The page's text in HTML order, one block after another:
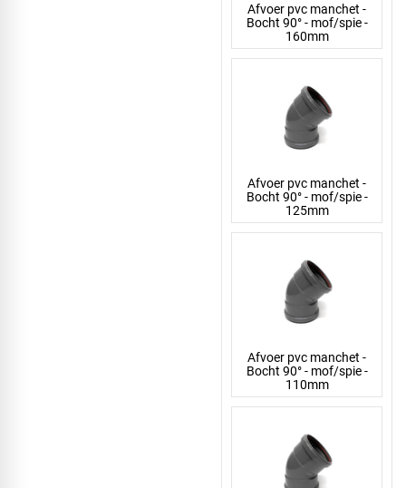
Afvoer pvc manchet -
Bocht 90° - mof/spie -
160mm
Afvoer pvc manchet -
Bocht 90° - mof/spie -
125mm
Afvoer pvc manchet -
Bocht 90° - mof/spie -
110mm